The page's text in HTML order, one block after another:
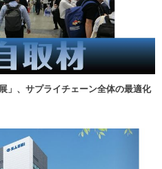
」、サプライチェーン全体の最適化